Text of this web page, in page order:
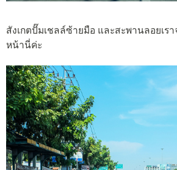
สังเกตปั๊มเชลล์ซ้ายมือ และสะพานลอยเรา
หน้านี่ค่ะ